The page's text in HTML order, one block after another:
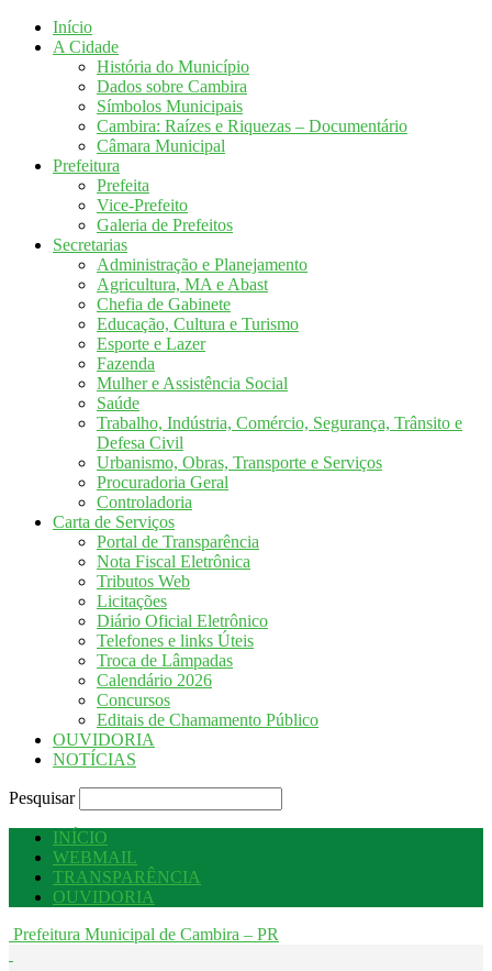
Início
A Cidade
História do Município
Dados sobre Cambira
Símbolos Municipais
Cambira: Raízes e Riquezas – Documentário
Câmara Municipal
Prefeitura
Prefeita
Vice-Prefeito
Galeria de Prefeitos
Secretarias
Administração e Planejamento
Agricultura, MA e Abast
Chefia de Gabinete
Educação, Cultura e Turismo
Esporte e Lazer
Fazenda
Mulher e Assistência Social
Saúde
Trabalho, Indústria, Comércio, Segurança, Trânsito e
Defesa Civil
Urbanismo, Obras, Transporte e Serviços
Procuradoria Geral
Controladoria
Carta de Serviços
Portal de Transparência
Nota Fiscal Eletrônica
Tributos Web
Licitações
Diário Oficial Eletrônico
Telefones e links Úteis
Troca de Lâmpadas
Calendário 2026
Concursos
Editais de Chamamento Público
OUVIDORIA
NOTÍCIAS
Pesquisar
INÍCIO
WEBMAIL
TRANSPARÊNCIA
OUVIDORIA
Prefeitura Municipal de Cambira – PR